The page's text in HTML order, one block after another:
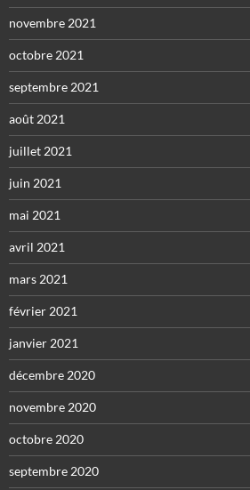
novembre 2021
octobre 2021
septembre 2021
août 2021
juillet 2021
juin 2021
mai 2021
avril 2021
mars 2021
février 2021
janvier 2021
décembre 2020
novembre 2020
octobre 2020
septembre 2020